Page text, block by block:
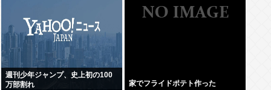
週刊少年ジャンプ、史上初の100
万部割れ
家でフライドポテト作った